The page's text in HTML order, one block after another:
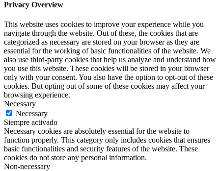
Privacy Overview
This website uses cookies to improve your experience while you
navigate through the website. Out of these, the cookies that are
categorized as necessary are stored on your browser as they are
essential for the working of basic functionalities of the website. We
also use third-party cookies that help us analyze and understand how
you use this website. These cookies will be stored in your browser
only with your consent. You also have the option to opt-out of these
cookies. But opting out of some of these cookies may affect your
browsing experience.
Necessary
Necessary
Siempre activado
Necessary cookies are absolutely essential for the website to
function properly. This category only includes cookies that ensures
basic functionalities and security features of the website. These
cookies do not store any personal information.
Non-necessary